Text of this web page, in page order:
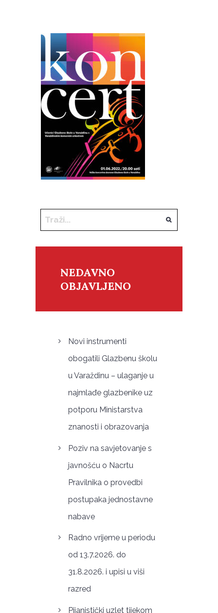
NEDAVNO
OBJAVLJENO
Novi instrumenti
obogatili Glazbenu školu
u Varaždinu – ulaganje u
najmlađe glazbenike uz
potporu Ministarstva
znanosti i obrazovanja
Poziv na savjetovanje s
javnošću o Nacrtu
Pravilnika o provedbi
postupaka jednostavne
nabave
Radno vrijeme u periodu
od 13.7.2026. do
31.8.2026. i upisi u viši
razred
Pijanistički uzlet tijekom